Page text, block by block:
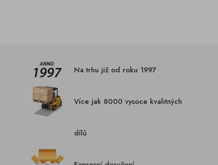
Na trhu již od roku 1997
Více jak 8000 vysoce kvalitných
dílů